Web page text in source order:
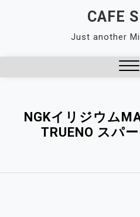
CAFE
Just another
NGKイリジウム
TRUENO スパ